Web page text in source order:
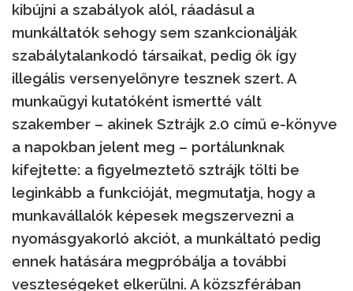
kibújni a szabályok alól, ráadásul a
munkáltatók sehogy sem szankcionálják
szabálytalankodó társaikat, pedig ők így
illegális versenyelőnyre tesznek szert. A
munkaügyi kutatóként ismertté vált
szakember – akinek Sztrájk 2.0 című e-könyve
a napokban jelent meg – portálunknak
kifejtette: a figyelmeztető sztrájk tölti be
leginkább a funkcióját, megmutatja, hogy a
munkavállalók képesek megszervezni a
nyomásgyakorló akciót, a munkáltató pedig
ennek hatására megpróbálja a további
veszteségeket elkerülni. A közszférában